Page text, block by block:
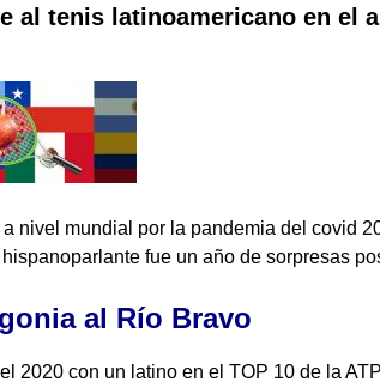
al tenis latinoamericano en el
nivel mundial por la pandemia del covid
fue un año de sorpresas
al Río Bravo
2020 con un latino en el TOP 10 de la